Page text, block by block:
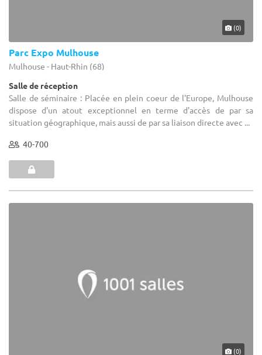
(0)
Parc Expo Mulhouse
Mulhouse - Haut-Rhin (68)
Salle de réception
Salle de séminaire : Placée en plein coeur de l'Europe, Mulhouse
dispose d'un atout exceptionnel en terme d'accès de par sa
situation géographique, mais aussi de par sa liaison directe avec ...
40-700
(0)